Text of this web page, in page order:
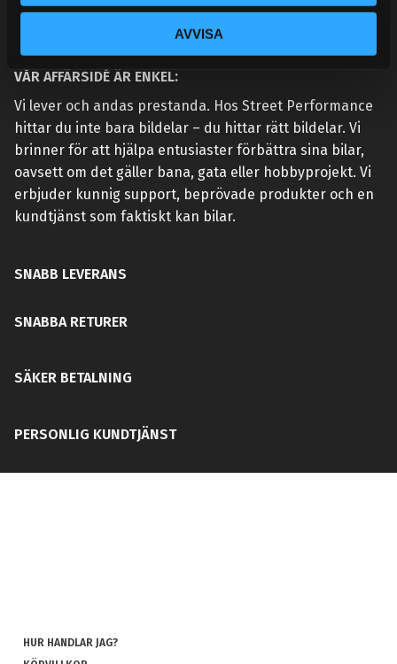
AVVISA
VÅR AFFÄRSIDÉ ÄR ENKEL:
Vi lever och andas prestanda. Hos Street Performance
hittar du inte bara bildelar – du hittar rätt bildelar. Vi
brinner för att hjälpa entusiaster förbättra sina bilar,
oavsett om det gäller bana, gata eller hobbyprojekt. Vi
erbjuder kunnig support, beprövade produkter och en
kundtjänst som faktiskt kan bilar.
SNABB LEVERANS
SNABBA RETURER
SÄKER BETALNING
PERSONLIG KUNDTJÄNST
HUR HANDLAR JAG?